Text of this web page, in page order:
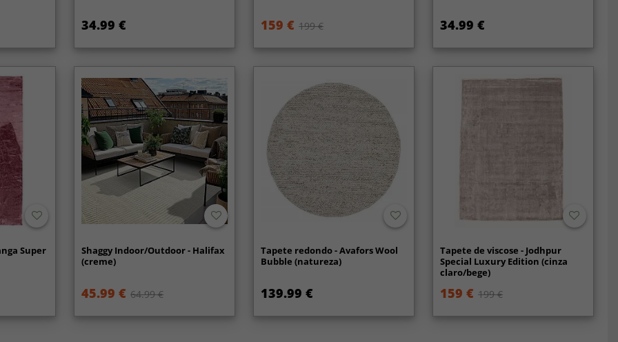
34.99 € 159 € 199 € 34.99 €
Super
Shaggy Indoor/Outdoor - Halifax
(creme)
45.99 € 64.99 €
Tapete redondo - Avafors Wool
Bubble (natureza)
139.99 €
Tapete de viscose - Jodhpur
Special Luxury Edition (cinza
claro/bege)
159 € 199 €